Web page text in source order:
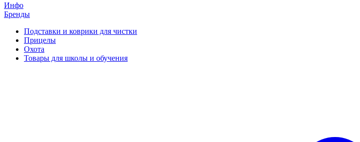
Инфо
Бренды
Подставки и коврики для чистки
Прицелы
Охота
Товары для школы и обучения